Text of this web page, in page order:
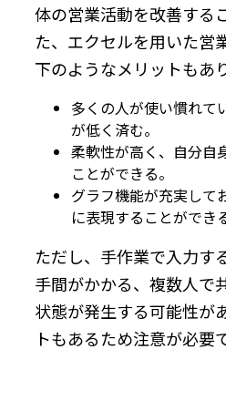
体の営業活動を改善する
た、エクセルを用いた営
下のようなメリットもあ
多くの人が使い慣れて
が低く済む。
柔軟性が高く、自分自
ことができる。
グラフ機能が充実して
に表現することができ
ただし、手作業で入力す
手間がかかる、複数人で
状態が発生する可能性が
トもあるため注意が必要